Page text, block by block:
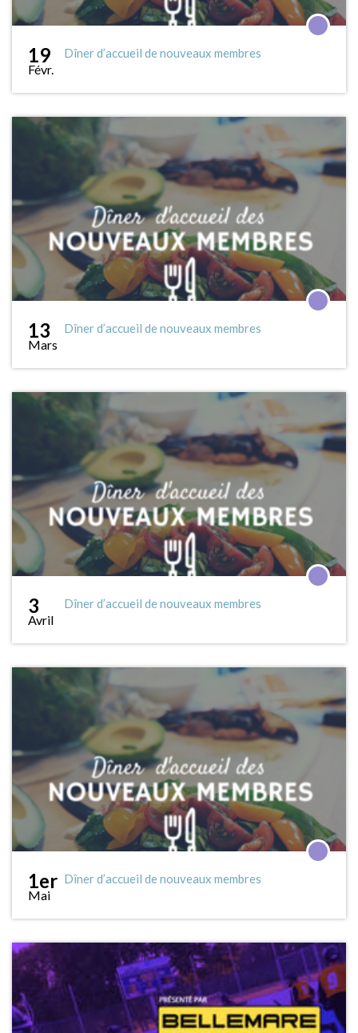
19
Févr.
Dîner d’accueil de nouveaux membres
13
Mars
Dîner d’accueil de nouveaux membres
3
Avril
Dîner d’accueil de nouveaux membres
1er
Mai
Dîner d’accueil de nouveaux membres